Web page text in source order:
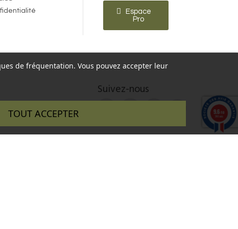
Espace
Pro
de fréquentation. Vous pouvez accepter leur
TOUT ACCEPTER
Suivez-nous
9.6 /10
346 avis